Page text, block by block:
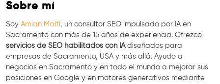
Sobre mí
Soy Amlan Maiti , un consultor SEO impulsado por IA en
Sacramento con más de 15 años de experiencia. Ofrezco
servicios de SEO habilitados con IAdiseñados para
empresas de Sacramento, USA y más allá. Ayudo a
negocios en Sacramento y en todo el mundo a mejorar sus
posiciones en Google y en motores generativos mediante